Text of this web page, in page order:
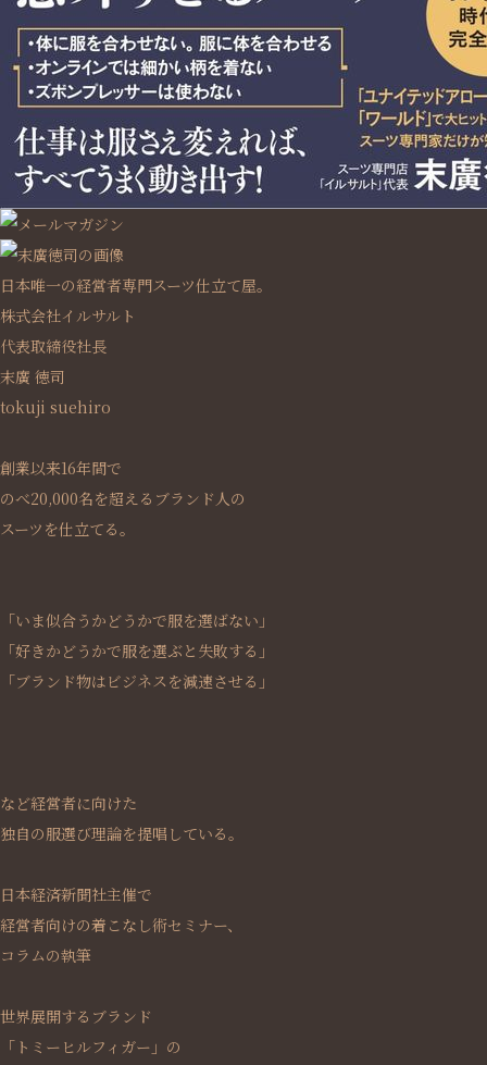
日本唯一の経営者専門スーツ仕立て屋。
株式会社イルサルト
代表取締役社長
末廣 徳司
tokuji suehiro
創業以来16年間で
のべ20,000名を超えるブランド人の
スーツを仕立てる。
「いま似合うかどうかで服を選ばない」
「好きかどうかで服を選ぶと失敗する」
「ブランド物はビジネスを減速させる」
など経営者に向けた
独自の服選び理論を提唱している。
日本経済新聞社主催で
経営者向けの着こなし術セミナー、
コラムの執筆
世界展開するブランド
「トミーヒルフィガー」の